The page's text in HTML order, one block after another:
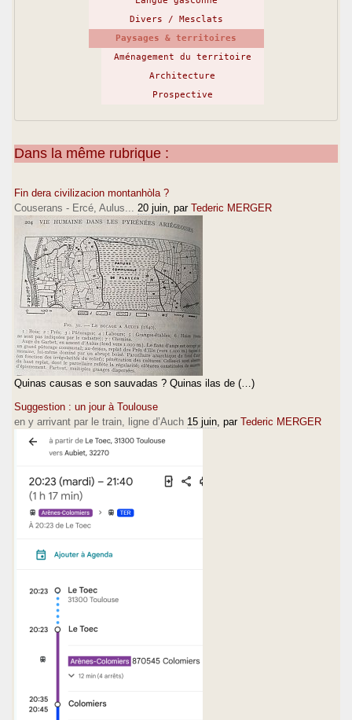
Divers / Mesclats
Paysages & territoires
Aménagement du territoire
Architecture
Prospective
Dans la même rubrique :
Fin dera civilizacion montanhòla ?
Couserans - Ercé, Aulus...
20 juin , par Tederic MERGER
Quinas causas e son sauvadas ? Quinas ilas de (…)
Suggestion : un jour à Toulouse
en y arrivant par le train, ligne d’Auch 15 juin , par Tederic MERGER